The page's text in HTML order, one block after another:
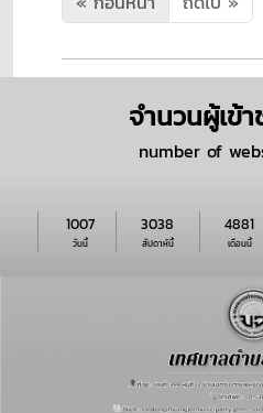
จำนวนผู้เข้
number of
วันนี้
1007
สัปดาห์นี้
3038
เดือนนี้
4881